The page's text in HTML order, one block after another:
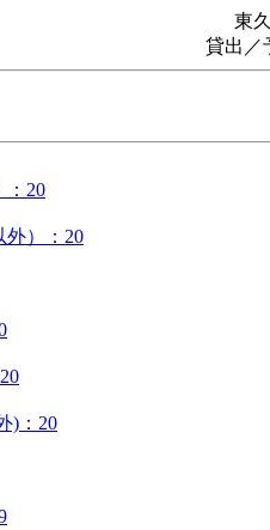
東
貸出／
20
）：20
)：20